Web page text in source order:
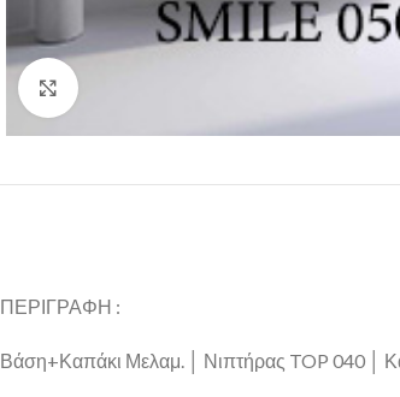
ΠΕΡΙΓΡΑΦΗ :
Βάση+Καπάκι Μελαμ. │ Νιπτήρας TOP 040 │